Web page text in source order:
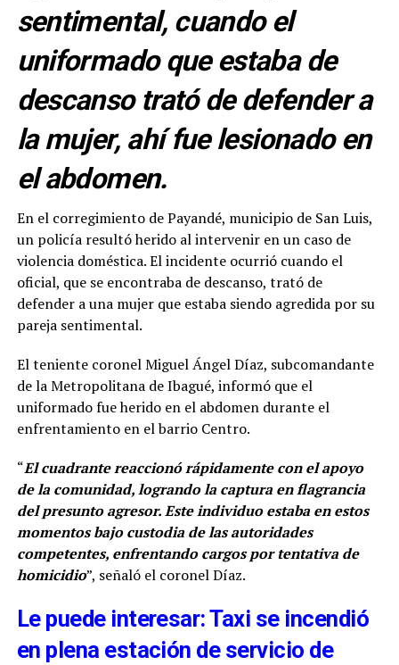
sentimental, cuando el
uniformado que estaba de
descanso trató de defender a
la mujer, ahí fue lesionado en
el abdomen.
En el corregimiento de Payandé, municipio de San Luis,
un policía resultó herido al intervenir en un caso de
violencia doméstica. El incidente ocurrió cuando el
oficial, que se encontraba de descanso, trató de
defender a una mujer que estaba siendo agredida por su
pareja sentimental.
El teniente coronel Miguel Ángel Díaz, subcomandante
de la Metropolitana de Ibagué, informó que el
uniformado fue herido en el abdomen durante el
enfrentamiento en el barrio Centro.
“El cuadrante reaccionó rápidamente con el apoyo
de la comunidad, logrando la captura en flagrancia
del presunto agresor. Este individuo estaba en estos
momentos bajo custodia de las autoridades
competentes, enfrentando cargos por tentativa de
homicidio”, señaló el coronel Díaz.
Le puede interesar: Taxi se incendió
en plena estación de servicio de